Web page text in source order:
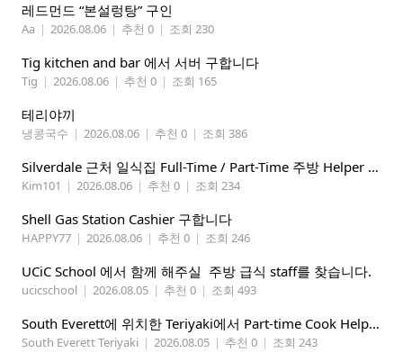
레드먼드 “본설렁탕” 구인
Aa | 2026.08.06 | 추천 0 | 조회 230
Tig kitchen and bar 에서 서버 구합니다
Tig | 2026.08.06 | 추천 0 | 조회 165
테리야끼
냉콩국수 | 2026.08.06 | 추천 0 | 조회 386
Silverdale 근처 일식집 Full-Time / Part-Time 주방 Helper 구합니다.
Kim101 | 2026.08.06 | 추천 0 | 조회 234
Shell Gas Station Cashier 구합니다
HAPPY77 | 2026.08.06 | 추천 0 | 조회 246
UCiC School 에서 함께 해주실 주방 급식 staff를 찾습니다.
ucicschool | 2026.08.05 | 추천 0 | 조회 493
South Everett에 위치한 Teriyaki에서 Part-time Cook Helper 구합니다. Mon-Sat, 4:00 pm-8:30 pm
South Everett Teriyaki | 2026.08.05 | 추천 0 | 조회 243